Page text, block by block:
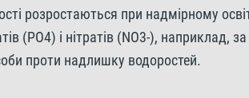
розростаються при надмірному
(PO4) і нітратів (NO3-), наприклад,
проти надлишку водоростей.